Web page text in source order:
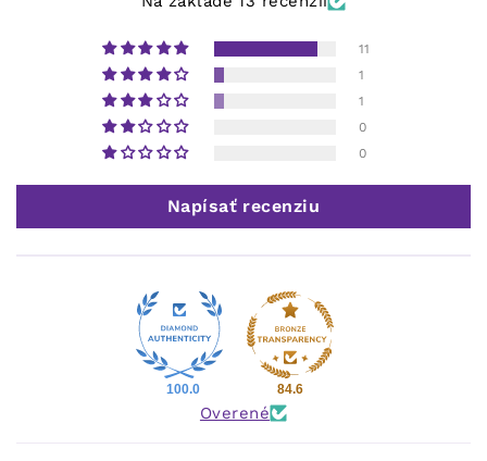
11
1
1
0
0
Napísať recenziu
100.0 84.6
Overené